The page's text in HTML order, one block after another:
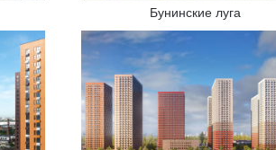
Бунинские луга